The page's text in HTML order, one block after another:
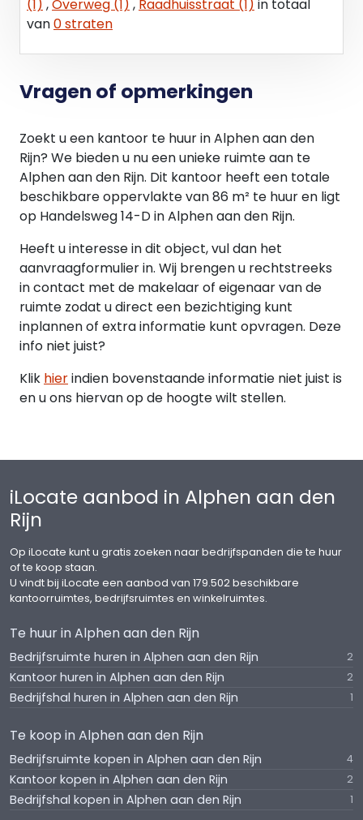
Zekerheidsstelling:
Bij ondertekening van de huurovereenkomst zal
maanden huur en servicekosten alsmede de
hierover verschuldigde omzetbelasting.
(1) ,Overweg (1) , Raadhuisstraat (1) in totaal
van0 straten
Vragen of opmerkingen
Zoekt u een kantoor te huur in Alphen aan den
Rijn? We bieden u nu een unieke ruimte aan te
Alphen aan den Rijn. Dit kantoor heeft een totale
beschikbare oppervlakte van 86 m² te huur en ligt
op Handelsweg 14-D in Alphen aan den Rijn.
Heeft u interesse in dit object, vul dan het
aanvraagformulier in. Wij brengen u rechtstreeks
in contact met de makelaar of eigenaar van de
ruimte zodat u direct een bezichtiging kunt
inplannen of extra informatie kunt opvragen. Deze
info niet juist?
Klik hierindien bovenstaande informatie niet juist is
en u ons hiervan op de hoogte wilt stellen.
iLocate aanbod in Alphen aan den
Rijn
Op iLocate kunt u gratis zoeken naar bedrijfspanden die te huur
of te koop staan.
U vindt bij iLocate een aanbod van 179.502 beschikbare
kantoorruimtes, bedrijfsruimtes en winkelruimtes.
Te huur in Alphen aan den Rijn
Bedrijfsruimte huren in Alphen aan den Rijn 2
Kantoor huren in Alphen aan den Rijn 2
Bedrijfshal huren in Alphen aan den Rijn 1
Te koop in Alphen aan den Rijn
Bedrijfsruimte kopen in Alphen aan den Rijn 4
Kantoor kopen in Alphen aan den Rijn 2
Bedrijfshal kopen in Alphen aan den Rijn 1